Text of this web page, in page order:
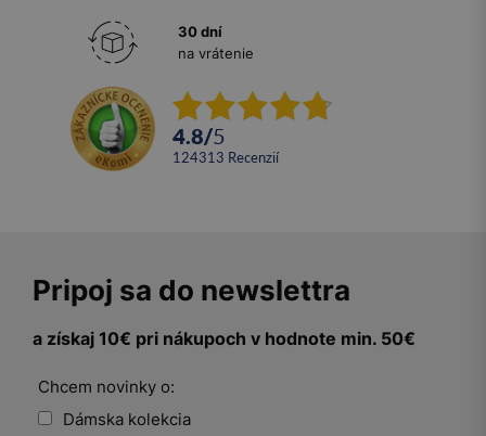
30 dní
na vrátenie
4.8/5
124313 recenzií
Pripoj sa do newslettra
a získaj 10€ pri nákupoch v hodnote min. 50€
Chcem novinky o:
Dámska kolekcia